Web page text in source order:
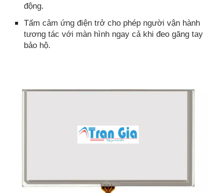
động.
Tấm cảm ứng điện trở cho phép người vận hành
tương tác với màn hình ngay cả khi đeo găng tay
bảo hộ.